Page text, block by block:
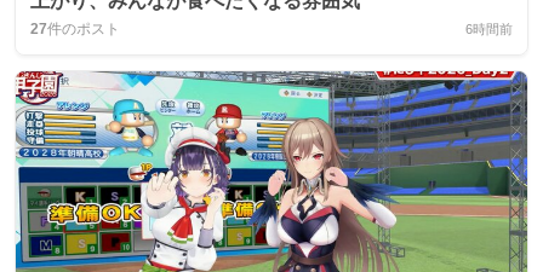
27件のポスト 6時間前